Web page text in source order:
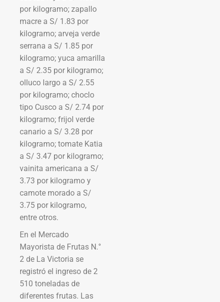
por kilogramo; zapallo
macre a S/ 1.83 por
kilogramo; arveja verde
serrana a S/ 1.85 por
kilogramo; yuca amarilla
a S/ 2.35 por kilogramo;
olluco largo a S/ 2.55
por kilogramo; choclo
tipo Cusco a S/ 2.74 por
kilogramo; frijol verde
canario a S/ 3.28 por
kilogramo; tomate Katia
a S/ 3.47 por kilogramo;
vainita americana a S/
3.73 por kilogramo y
camote morado a S/
3.75 por kilogramo,
entre otros.
En el Mercado
Mayorista de Frutas N.°
2 de La Victoria se
registró el ingreso de 2
510 toneladas de
diferentes frutas. Las